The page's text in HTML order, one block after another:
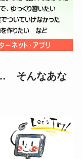
… そんなあな